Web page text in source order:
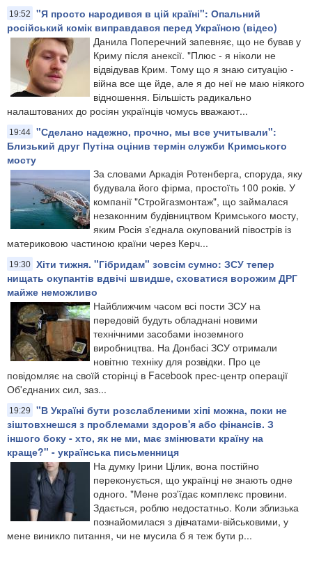
19:52
"Я просто народився в цій країні": Опальний
російський комік виправдався перед Україною (відео)
Данила Поперечний запевняє, що не бував у
Криму після анексії. "Плюс - я ніколи не
відвідував Крим. Тому що я знаю ситуацію -
війна все ще йде, але я до неї не маю ніякого
відношення. Більшість радикально
налаштованих до росіян українців чомусь вважают...
19:44 "Сделано надежно, прочно, мы все учитывали":
Близький друг Путіна оцінив термін служби Кримського
мосту
За словами Аркадія Ротенберга, споруда, яку
будувала його фірма, простоїть 100 років. У
компанії "Стройгазмонтаж", що займалася
незаконним будівництвом Кримського мосту,
яким Росія з'єднала окупований півострів із
материковою частиною країни через Керч...
19:30 Хіти тижня. "Гібридам" зовсім сумно: ЗСУ тепер
нищать окупантів вдвічі швидше, сховатися ворожим ДРГ
майже неможливо
Найближчим часом всі пости ЗСУ на
передовій будуть обладнані новими
технічними засобами іноземного
виробництва. На Донбасі ЗСУ отримали
новітню техніку для розвідки. Про це
повідомляє на своїй сторінці в Facebook прес-центр операції
Об'єднаних сил, заз...
19:29
"В Україні бути розслабленими хіпі можна, поки не
зіштовхнешся з проблемами здоров'я або фінансів. З
іншого боку - хто, як не ми, має змінювати країну на
краще?" - українська письменниця
На думку Ірини Цілик, вона постійно
переконується, що українці не знають одне
одного. "Мене роз'їдає комплекс провини.
Здається, роблю недостатньо. Коли зблизька
познайомилася з дівчатами-військовими, у
мене виникло питання, чи не мусила б я теж бути р...